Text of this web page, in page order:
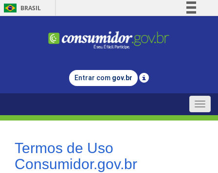
BRASIL
Comunica BR
Legislação
Entrar com gov.br
Toggle
Termos de Uso
Consumidor.gov.br